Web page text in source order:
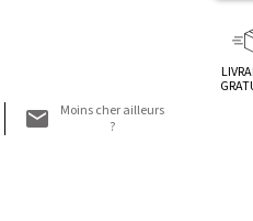
Moins cher ailleurs
?